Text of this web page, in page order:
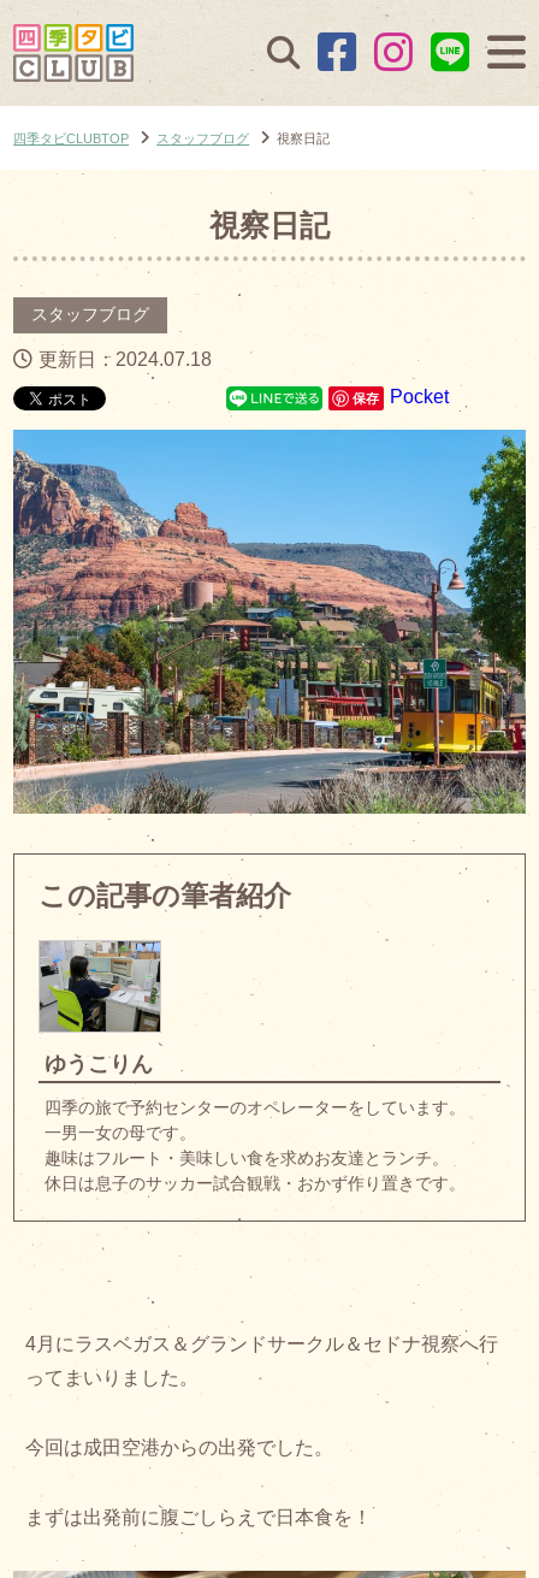
四季タビCLUBTOP スタッフブログ 視察日記
視察日記
スタッフブログ
更新日：2024.07.18
保存 Pocket
この記事の筆者紹介
ゆうこりん
四季の旅で予約センターのオペレーターをしています。
一男一女の母です。
趣味はフルート・美味しい食を求めお友達とランチ。
休日は息子のサッカー試合観戦・おかず作り置きです。
4月にラスベガス＆グランドサークル＆セドナ視察へ行
ってまいりました。
今回は成田空港からの出発でした。
まずは出発前に腹ごしらえで日本食を！